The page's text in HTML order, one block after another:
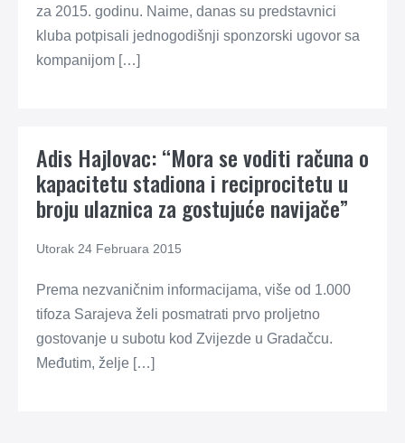
za 2015. godinu. Naime, danas su predstavnici
kluba potpisali jednogodišnji sponzorski ugovor sa
kompanijom […]
Adis Hajlovac: “Mora se voditi računa o
kapacitetu stadiona i reciprocitetu u
broju ulaznica za gostujuće navijače”
Utorak 24 Februara 2015
Prema nezvaničnim informacijama, više od 1.000
tifoza Sarajeva želi posmatrati prvo proljetno
gostovanje u subotu kod Zvijezde u Gradačcu.
Međutim, želje […]